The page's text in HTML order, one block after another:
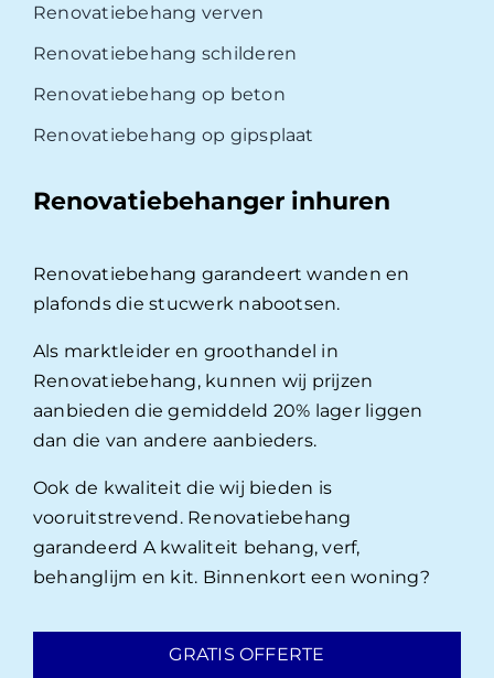
Renovatiebehang verven
Renovatiebehang schilderen
Renovatiebehang op beton
Renovatiebehang op gipsplaat
Renovatiebehanger inhuren
Renovatiebehang garandeert wanden en
plafonds die stucwerk nabootsen.
Als marktleider en groothandel in
Renovatiebehang, kunnen wij prijzen
aanbieden die gemiddeld 20% lager liggen
dan die van andere aanbieders.
Ook de kwaliteit die wij bieden is
vooruitstrevend. Renovatiebehang
garandeerd A kwaliteit behang, verf,
behanglijm en kit. Binnenkort een woning?
GRATIS OFFERTE